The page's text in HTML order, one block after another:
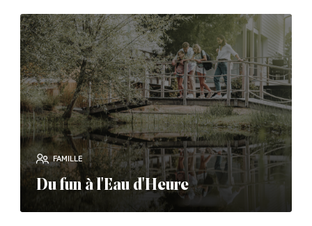
Du fun à l'Eau d'Heure
FAMILLE
read_more